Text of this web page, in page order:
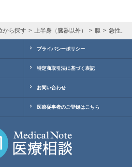
から探す 上半身（臓器以外） 腹 急性上
プライバシーポリシー
特定商取引法に基づく表記
お問い合わせ
医療従事者のご登録はこちら